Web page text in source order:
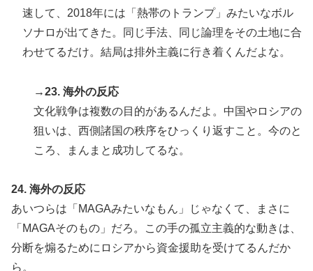
速して、2018年には「熱帯のトランプ」みたいなボル
ソナロが出てきた。同じ手法、同じ論理をその土地に合
わせてるだけ。結局は排外主義に行き着くんだよな。
→23. 海外の反応
文化戦争は複数の目的があるんだよ。中国やロシアの
狙いは、西側諸国の秩序をひっくり返すこと。今のと
ころ、まんまと成功してるな。
24. 海外の反応
あいつらは「MAGAみたいなもん」じゃなくて、まさに
「MAGAそのもの」だろ。この手の孤立主義的な動きは、
分断を煽るためにロシアから資金援助を受けてるんだか
ら。